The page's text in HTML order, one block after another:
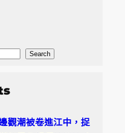
Search
觀潮被卷進江中，捉